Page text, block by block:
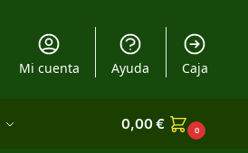
Mi cuenta Ayuda Caja
0,00€ 0